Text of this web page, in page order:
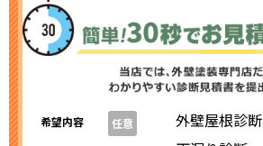
希望内容 任意
外壁屋根診断